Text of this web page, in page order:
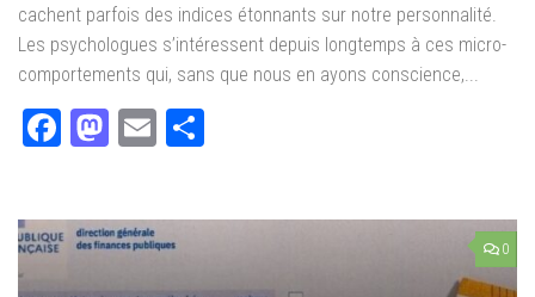
cachent parfois des indices étonnants sur notre personnalité.
Les psychologues s’intéressent depuis longtemps à ces micro-
comportements qui, sans que nous en ayons conscience,...
Facebook
Mastodon
Email
0